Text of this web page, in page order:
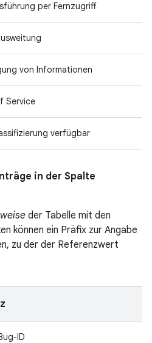
per Fernzugriff
von Informationen
Service
verfügbar
in der Spalte
der Tabelle mit den
können ein Präfix zur Angabe
zu der der Referenzwert
ID